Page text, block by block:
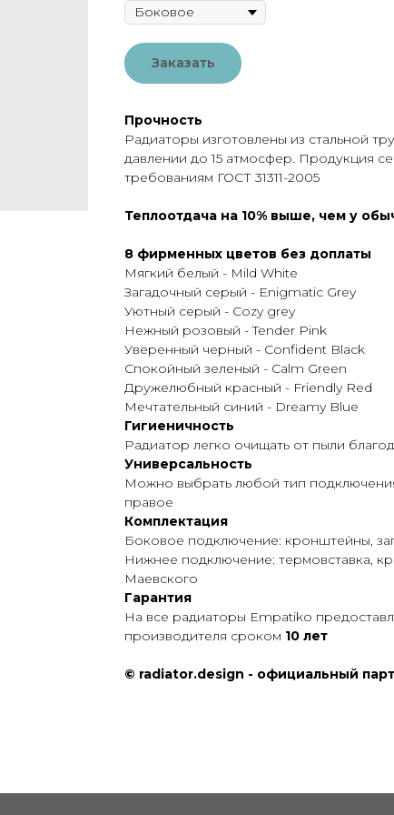
Заказать
Прочность
Радиаторы изготовлены из стальной
давлении до 15 атмосфер. Продукция
требованиям ГОСТ 31311-2005
Теплоотдача на 10% выше, чем у
8 фирменных цветов без доплаты
Мягкий белый - Mild White
Загадочный серый - Enigmatic Grey
Уютный серый - Cozy grey
Нежный розовый - Tender Pink
Уверенный черный - Confident Black
Спокойный зеленый - Calm Green
Дружелюбный красный - Friendly Red
Мечтательный синий - Dreamy Blue
Гигиеничность
Радиатор легко очищать от пыли
Универсальность
Можно выбрать любой тип
правое
Комплектация
Боковое подключение: кронштейны,
Нижнее подключение: термовставка,
Маевского
Гарантия
На все радиаторы Empatiko
производителя сроком 10 лет
© radiator.design - официальный